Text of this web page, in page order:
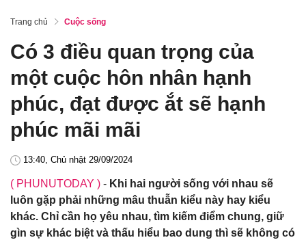
Trang chủ Cuộc sống
Có 3 điều quan trọng của
một cuộc hôn nhân hạnh
phúc, đạt được ắt sẽ hạnh
phúc mãi mãi
13:40, Chủ nhật 29/09/2024
( PHUNUTODAY ) - Khi hai người sống với nhau sẽ
luôn gặp phải những mâu thuẫn kiểu này hay kiểu
khác. Chỉ cần họ yêu nhau, tìm kiếm điểm chung, giữ
gìn sự khác biệt và thấu hiểu bao dung thì sẽ không có